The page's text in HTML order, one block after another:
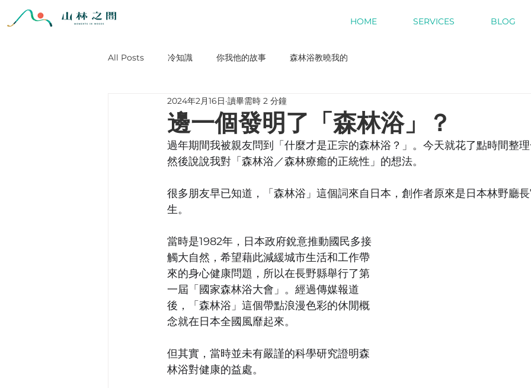
HOME SERVICES BLOG
All Posts 冷知識 你我他的故事 森林浴教曉我的
邊一個發明了「森林浴」？
2024年2月16日 讀畢需時 2 分鐘
過年期間我被親友問到「什麼才是正宗的森林浴？」。今天就花了點時間整理
然後說說我對「森林浴／森林療癒的正統性」的想法。
很多朋友早已知道，「森林浴」這個詞來自日本，創作者原來是日本林野廳
生。
當時是1982年，日本政府銳意推動國民多接
觸大自然，希望藉此減緩城市生活和工作帶
來的身心健康問題，所以在長野縣舉行了第
一屆「國家森林浴大會」。經過傳媒報道
後，「森林浴」這個帶點浪漫色彩的休閒概
念就在日本全國風靡起來。
但其實，當時並未有嚴謹的科學研究證明森
林浴對健康的益處。